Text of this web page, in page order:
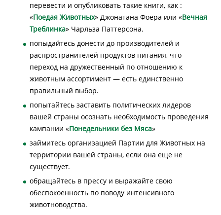
перевести и опубликовать такие книги, как :
«Поедая Животных» Джонатана Фоера или «Вечная
Треблинка» Чарльза Паттерсона.
попыдайтесь донести до производителей и
распространителей продуктов питания, что
переход на дружественный по отношению к
животным ассортимент — есть единственно
правильный выбор.
попытайтесь заставить политических лидеров
вашей страны осознать необходимость проведения
кампании «Понедельники без Мяса»
займитесь организацией Партии для Животных на
территории вашей страны, если она еще не
существует.
обращайтесь в прессу и выражайте свою
обеспокоенность по поводу интенсивного
животноводства.